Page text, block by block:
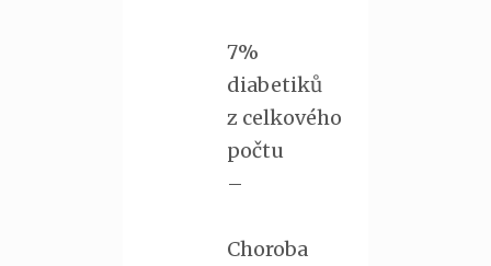
7%
diabetiků
z celkového
počtu
–
Choroba